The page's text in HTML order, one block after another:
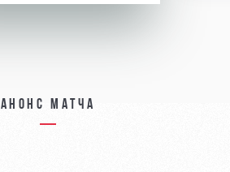
Анонс матча